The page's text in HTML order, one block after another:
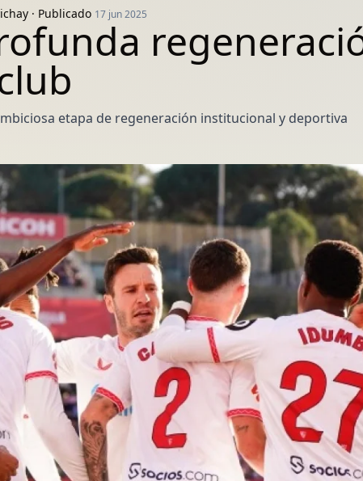
· Publicado 17 jun 2025
etapa de regeneración institucional y deportiva